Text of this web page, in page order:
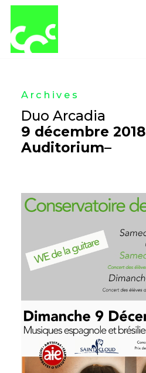
Archives
Duo Arcadia
9 décembre 2018
Auditorium–